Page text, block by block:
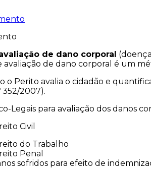
de dano corporal
avaliação de dano corporal é um
o Perito avalia o cidadão e
352/2007).
Legais para avaliação dos danos
Civil
do Trabalho
Penal
sofridos para efeito de